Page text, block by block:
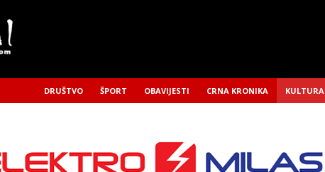
DRUŠTVO ŠPORT OBAVIJESTI CRNA KRONIKA KULTURA